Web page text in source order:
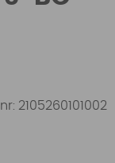
2105260101002